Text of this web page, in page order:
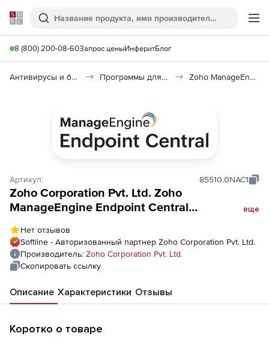
Softline
Поиск
8 (800) 200-08-60Запрос ценыИнферитБлог
Антивирусы и безопасность Программы для защиты информации Zoho ManageEngine Endpoint Central
Артикул: 85510.0NAC1
Zoho Corporation Pvt. Ltd. Zoho
ManageEngine Endpoint Central
Control Addon Single Installation), fee for 100
Workstations
еще
Нет отзывов
Softline - Авторизованный партнер Zoho Corporation Pvt. Ltd.
Производитель: Zoho Corporation Pvt. Ltd.
Скопировать ссылку
Описание Характеристики Отзывы
Коротко о товаре